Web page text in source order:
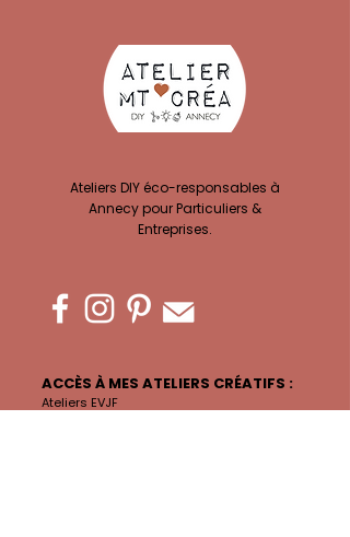
Ateliers DIY éco-responsables à
Annecy pour Particuliers &
Entreprises.
ACCÈS À MES ATELIERS CRÉATIFS :
Ateliers EVJF